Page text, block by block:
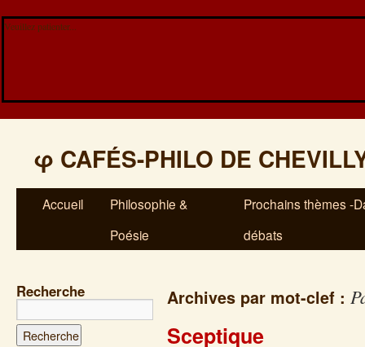
Veuillez patienter...
φ CAFÉS-PHILO DE
Accueil
Philosophie &
Poésie
Prochains thèmes -
débats
Recherche Archives par mot-clef :
Sceptique